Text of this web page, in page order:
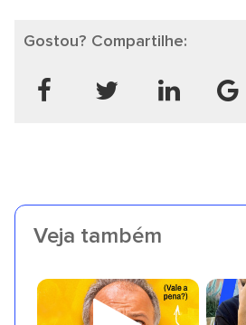
Gostou? Compartilhe:
Veja também